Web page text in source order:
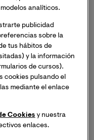
diversidad
de Valencia
sus acepciones,
propuesta
diferentes
de vista del otro,
formativa de VIU.
nos enriquecen, nos
horizontes,
analíticos.
publicidad
sobre la
tus hábitos de
y la información
de cursos).
cookies pulsando el
mediante el enlace
Cookies y nuestra
enlaces.